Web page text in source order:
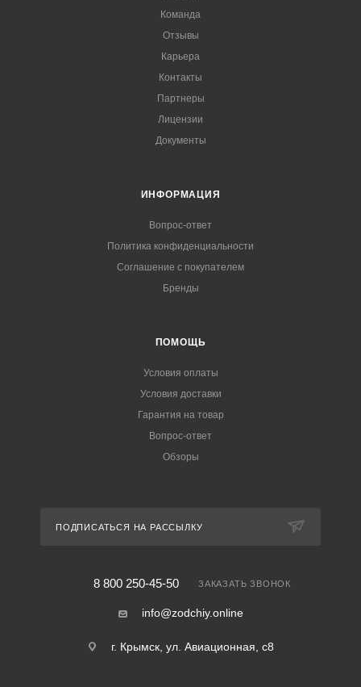
Команда
Отзывы
Карьера
Контакты
Партнеры
Лицензии
Документы
ИНФОРМАЦИЯ
Вопрос-ответ
Политика конфиденциальности
Соглашение с покупателем
Бренды
ПОМОЩЬ
Условия оплаты
Условия доставки
Гарантия на товар
Вопрос-ответ
Обзоры
ПОДПИСАТЬСЯ НА РАССЫЛКУ
8 800 250-45-50 ЗАКАЗАТЬ ЗВОНОК
info@zodchiy.online
г. Крымск, ул. Авиационная, с8